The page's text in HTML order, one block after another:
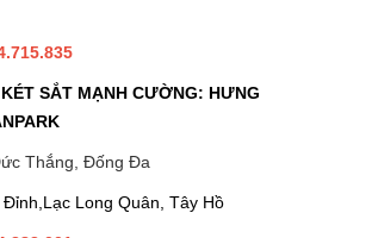
SẮT MẠNH CƯỜNG: HƯNG
Thắng, Đống Đa
Long Quân, Tây Hồ